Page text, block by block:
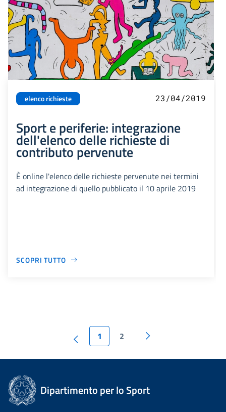
elenco richieste 23/04/2019
Sport e periferie: integrazione
dell'elenco delle richieste di
contributo pervenute
È online l'elenco delle richieste pervenute nei termini
ad integrazione di quello pubblicato il 10 aprile 2019
SCOPRI TUTTO
1 2
Dipartimento per lo Sport